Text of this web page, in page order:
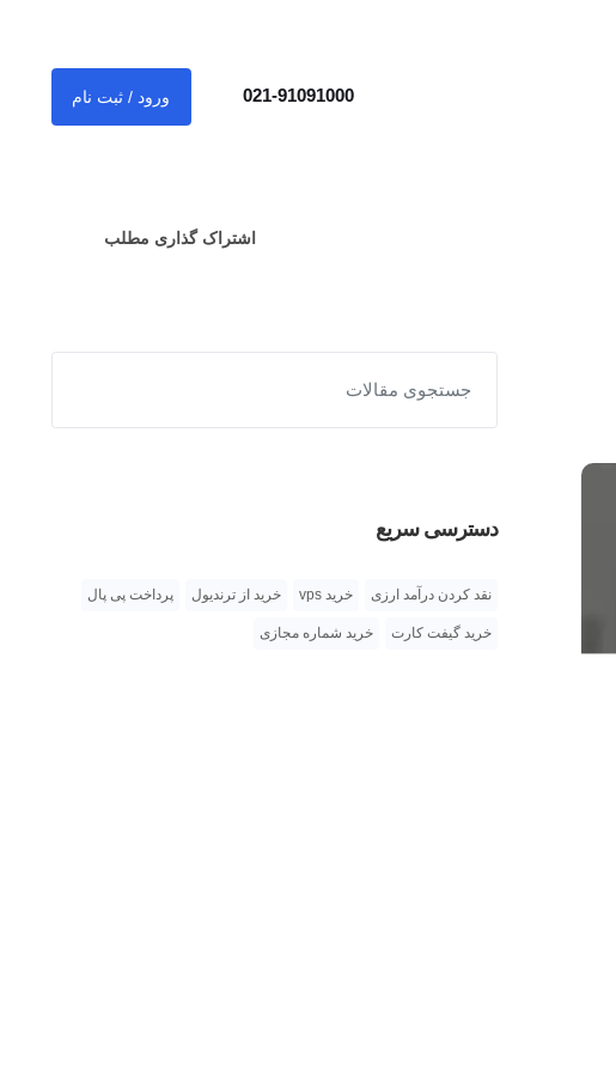
ورود / ثبت نام
اشتراک گذاری مطلب
دسترسی سریع
نقد کردن درآمد ارزی خرید vps خرید از ترندیول
پرداخت پی پال
خرید گیفت کارت
خرید شماره مجازی